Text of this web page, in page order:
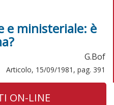
e ministeriale: è
G.Bof
Articolo, 15/09/1981, pag. 391
ON-LINE